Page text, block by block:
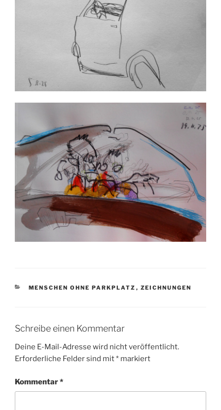
KATEGORIEN
MENSCHEN OHNE PARKPLATZ , ZEICHNUNGEN
Schreibe einen Kommentar
Deine E-Mail-Adresse wird nicht veröffentlicht.
Erforderliche Felder sind mit* markiert
Kommentar*